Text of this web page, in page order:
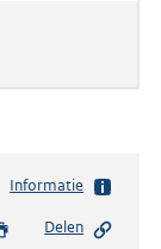
Informatie
Delen